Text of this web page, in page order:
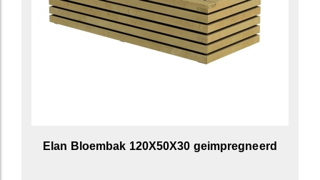
Elan Bloembak 120X50X30 geimpregneerd